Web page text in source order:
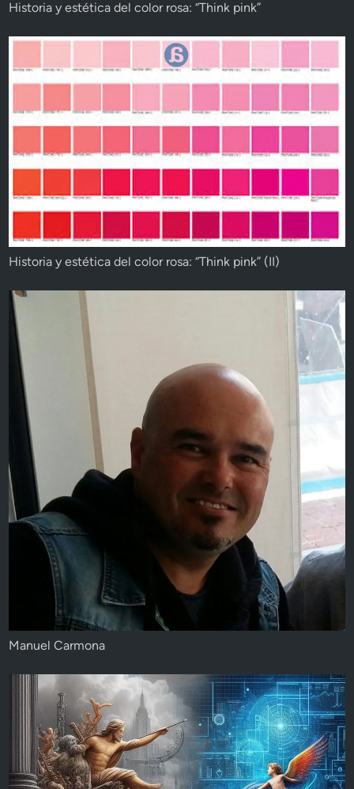
Historia y estética del color rosa: “Think pink”
Historia y estética del color rosa: “Think pink” (II)
Manuel Carmona